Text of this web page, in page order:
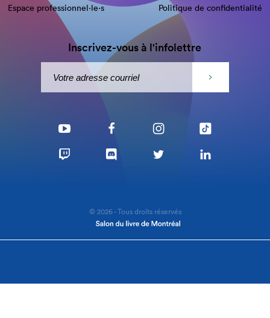
Espace professionnel·le⋅s
Politique de confidentialité
Inscrivez-vous à l'infolettre
© 2026 - Tous droits réservés